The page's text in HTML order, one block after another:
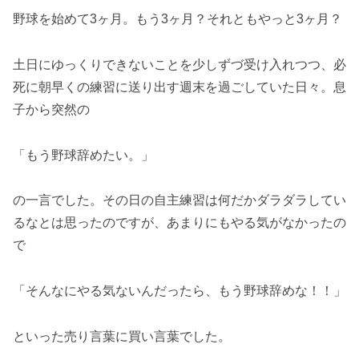
野球を始めて3ヶ月。もう3ヶ月？それともやっと3ヶ月？
土日にゆっくりできないことを少しずづ受け入れつつ、必
死に朝早くの練習に送り出す週末を過ごしていた日々。息
子から突然の
「もう野球辞めたい。」
の一言でした。その日の自主練習は何だかダラダラしてい
るなとは思ったのですが、あまりにもやる気がなかったの
で
「そんなにやる気ないんだったら、もう野球辞めな！！」
といった売り言葉に買い言葉でした。